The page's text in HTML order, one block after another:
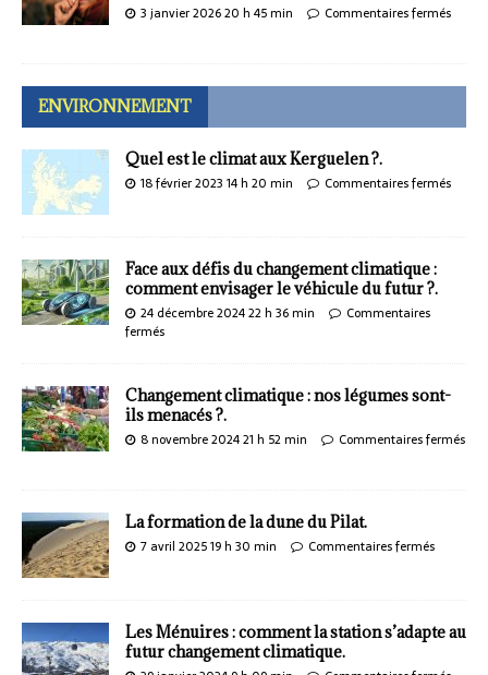
3 janvier 2026 20 h 45 min Commentaires fermés
ENVIRONNEMENT
Quel est le climat aux Kerguelen ?.
18 février 2023 14 h 20 min Commentaires fermés
Face aux défis du changement climatique :
comment envisager le véhicule du futur ?.
24 décembre 2024 22 h 36 min
Commentaires
fermés
Changement climatique : nos légumes sont-
ils menacés ?.
8 novembre 2024 21 h 52 min Commentaires fermés
La formation de la dune du Pilat.
7 avril 2025 19 h 30 min Commentaires fermés
Les Ménuires : comment la station s’adapte au
futur changement climatique.